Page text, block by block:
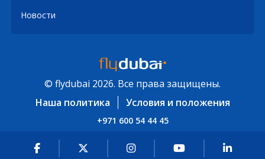
Новости
© flydubai 2026. Все права защищены.
Наша политика
Условия и положения
+971 600 54 44 45